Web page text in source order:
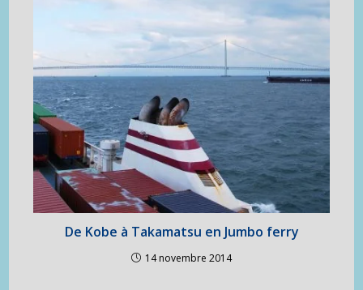
De Kobe à Takamatsu en Jumbo ferry
14 novembre 2014